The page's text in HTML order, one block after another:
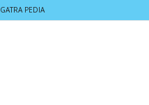
GATRA PEDIA